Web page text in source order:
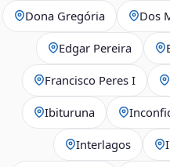
Dona Gregória Dos
Edgar Pereira
Francisco Peres I
Ibituruna
Interlagos